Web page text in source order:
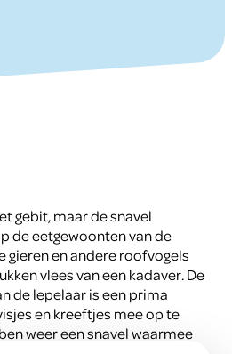
gebit, maar de snavel
de eetgewoonten van de
gieren en andere roofvogels
vlees van een kadaver. De
de lepelaar is een prima
en kreeftjes mee op te
weer een snavel waarmee